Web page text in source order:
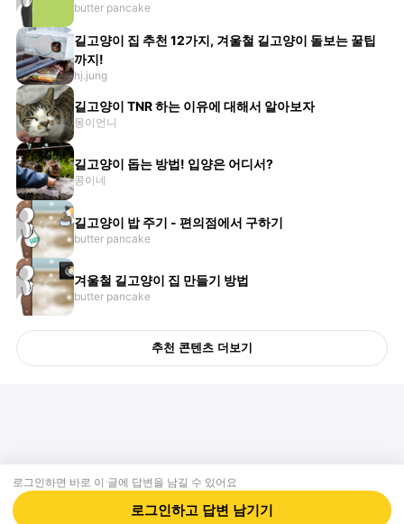
butter pancake
길고양이 집 추천 12가지, 겨울철 길고양이 돌보는 꿀팁
까지!
hj.jung
길고양이 TNR 하는 이유에 대해서 알아보자
몽이언니
길고양이 돕는 방법! 입양은 어디서?
콩이네
길고양이 밥 주기 - 편의점에서 구하기
butter pancake
겨울철 길고양이 집 만들기 방법
butter pancake
추천 콘텐츠 더보기
로그인하면 바로 이 글에 답변 을 남길 수 있어요
로그인하고 답변 남기기